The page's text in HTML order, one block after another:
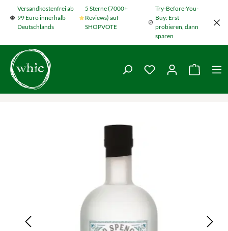
Zum Hauptinhalt springen
Versandkostenfrei ab
99 Euro innerhalb
Deutschlands
5 Sterne (7000+
Reviews) auf
SHOPVOTE
Try-Before-You-
Buy: Erst
probieren, dann
sparen
Du hast 0
Bildergalerie überspringen